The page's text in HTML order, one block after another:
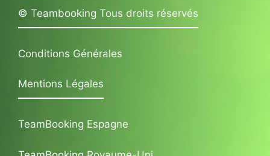
© Teambooking Tous droits réservés
Conditions Générales
Mentions Légales
TeamBooking Espagne